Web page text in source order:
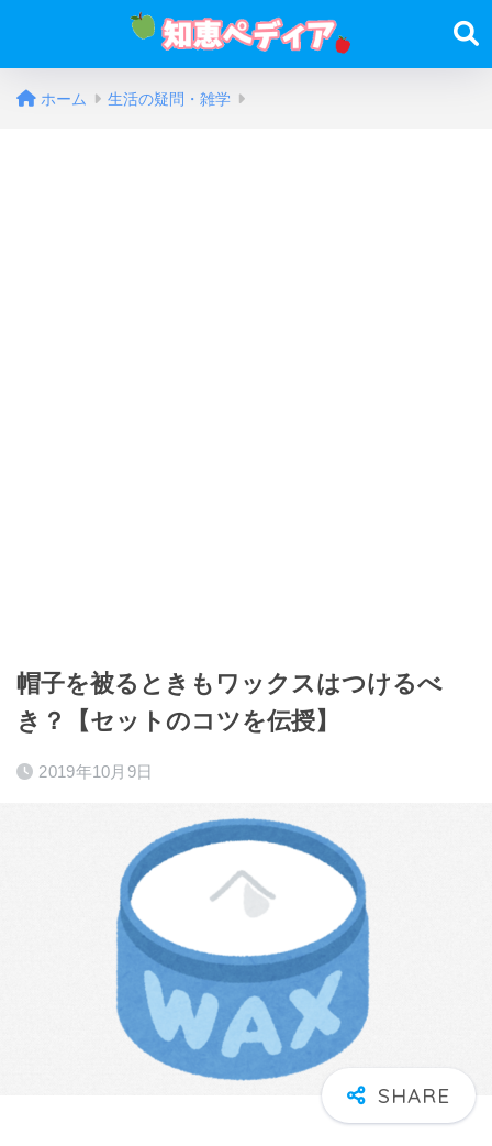
ホーム 生活の疑問・雑学
帽子を被るときもワックスはつけるべ
き？【セットのコツを伝授】
2019年10月9日